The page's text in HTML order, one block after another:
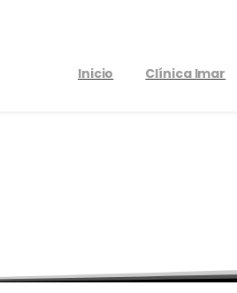
Inicio Clínica Imar